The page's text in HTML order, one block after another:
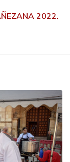
2022.